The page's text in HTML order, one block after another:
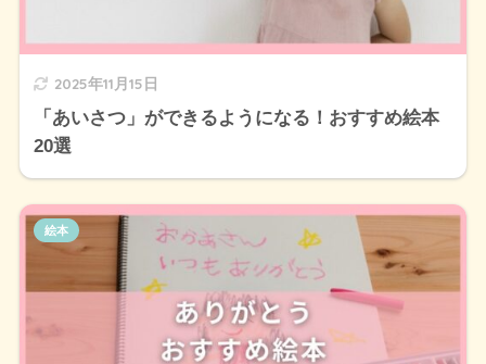
2025年11月15日
「あいさつ」ができるようになる！おすすめ絵本
20選
絵本